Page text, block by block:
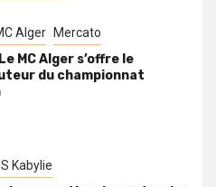
Alger Mercato
MC Alger s’offre le
du championnat
Kabylie